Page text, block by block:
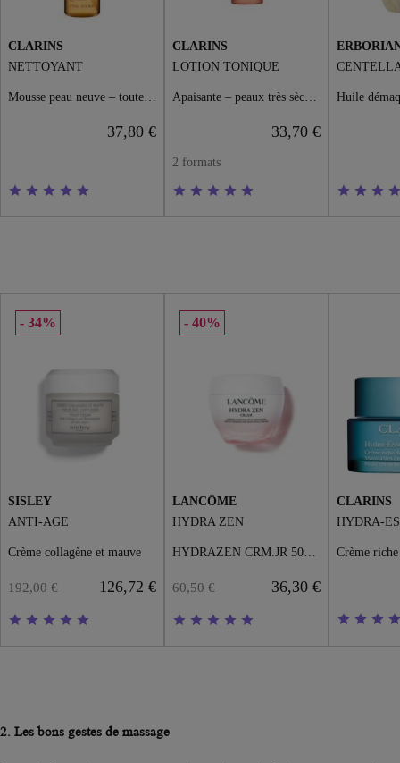
CLARINS
NETTOYANT
Mousse peau neuve – toutes peaux
37,80 €
CLARINS
LOTION TONIQUE
Apaisante – peaux très sèches ou sensibles
33,70 €
2 formats
SISLEY
ANTI-AGE
Crème collagène et mauve
192,00 € 126,72 €
34%
LANCÔME
HYDRA ZEN
HYDRAZEN CRM.JR 50ML POT
60,50 € 36,30 €
40%
CLARINS
HYDRA-
2. Les bons gestes de massage